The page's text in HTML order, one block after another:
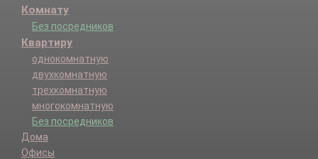
Комнату
Без посредников
Квартиру
однокомнатную
двухкомнатную
трехкомнатную
многокомнатную
Без посредников
Дома
Офисы